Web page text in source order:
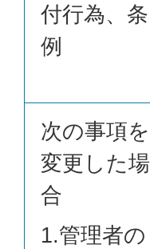
付行為、条
例
次の事項を
変更した場
合
1.管理者の